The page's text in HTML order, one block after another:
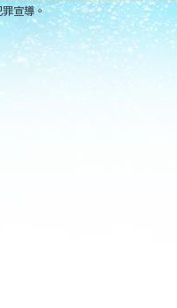
宣導。